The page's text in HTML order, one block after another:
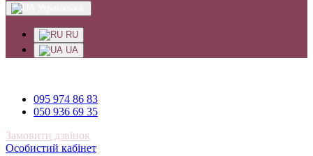
RU
UA
095 974 86 83
050 936 69 35
Замовити дзвінок
Особистий кабінет